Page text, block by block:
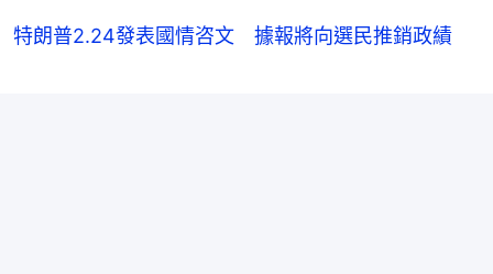
特朗普2.24發表國情咨文 據報將向選民推銷政績